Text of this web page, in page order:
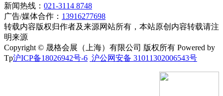
新闻热线： 021-3114 8748
广告/媒体合作： 13916277698
转载内容版权归作者及来源网站所有，本站原创内容转载请注
明来源
Copyright © 晟格会展（上海）有限公司 版权所有 Powered by
Tp沪ICP备18026942号-6 沪公网安备 31011302006543号